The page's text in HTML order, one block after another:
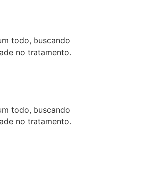
todo, buscando
no tratamento.
todo, buscando
no tratamento.